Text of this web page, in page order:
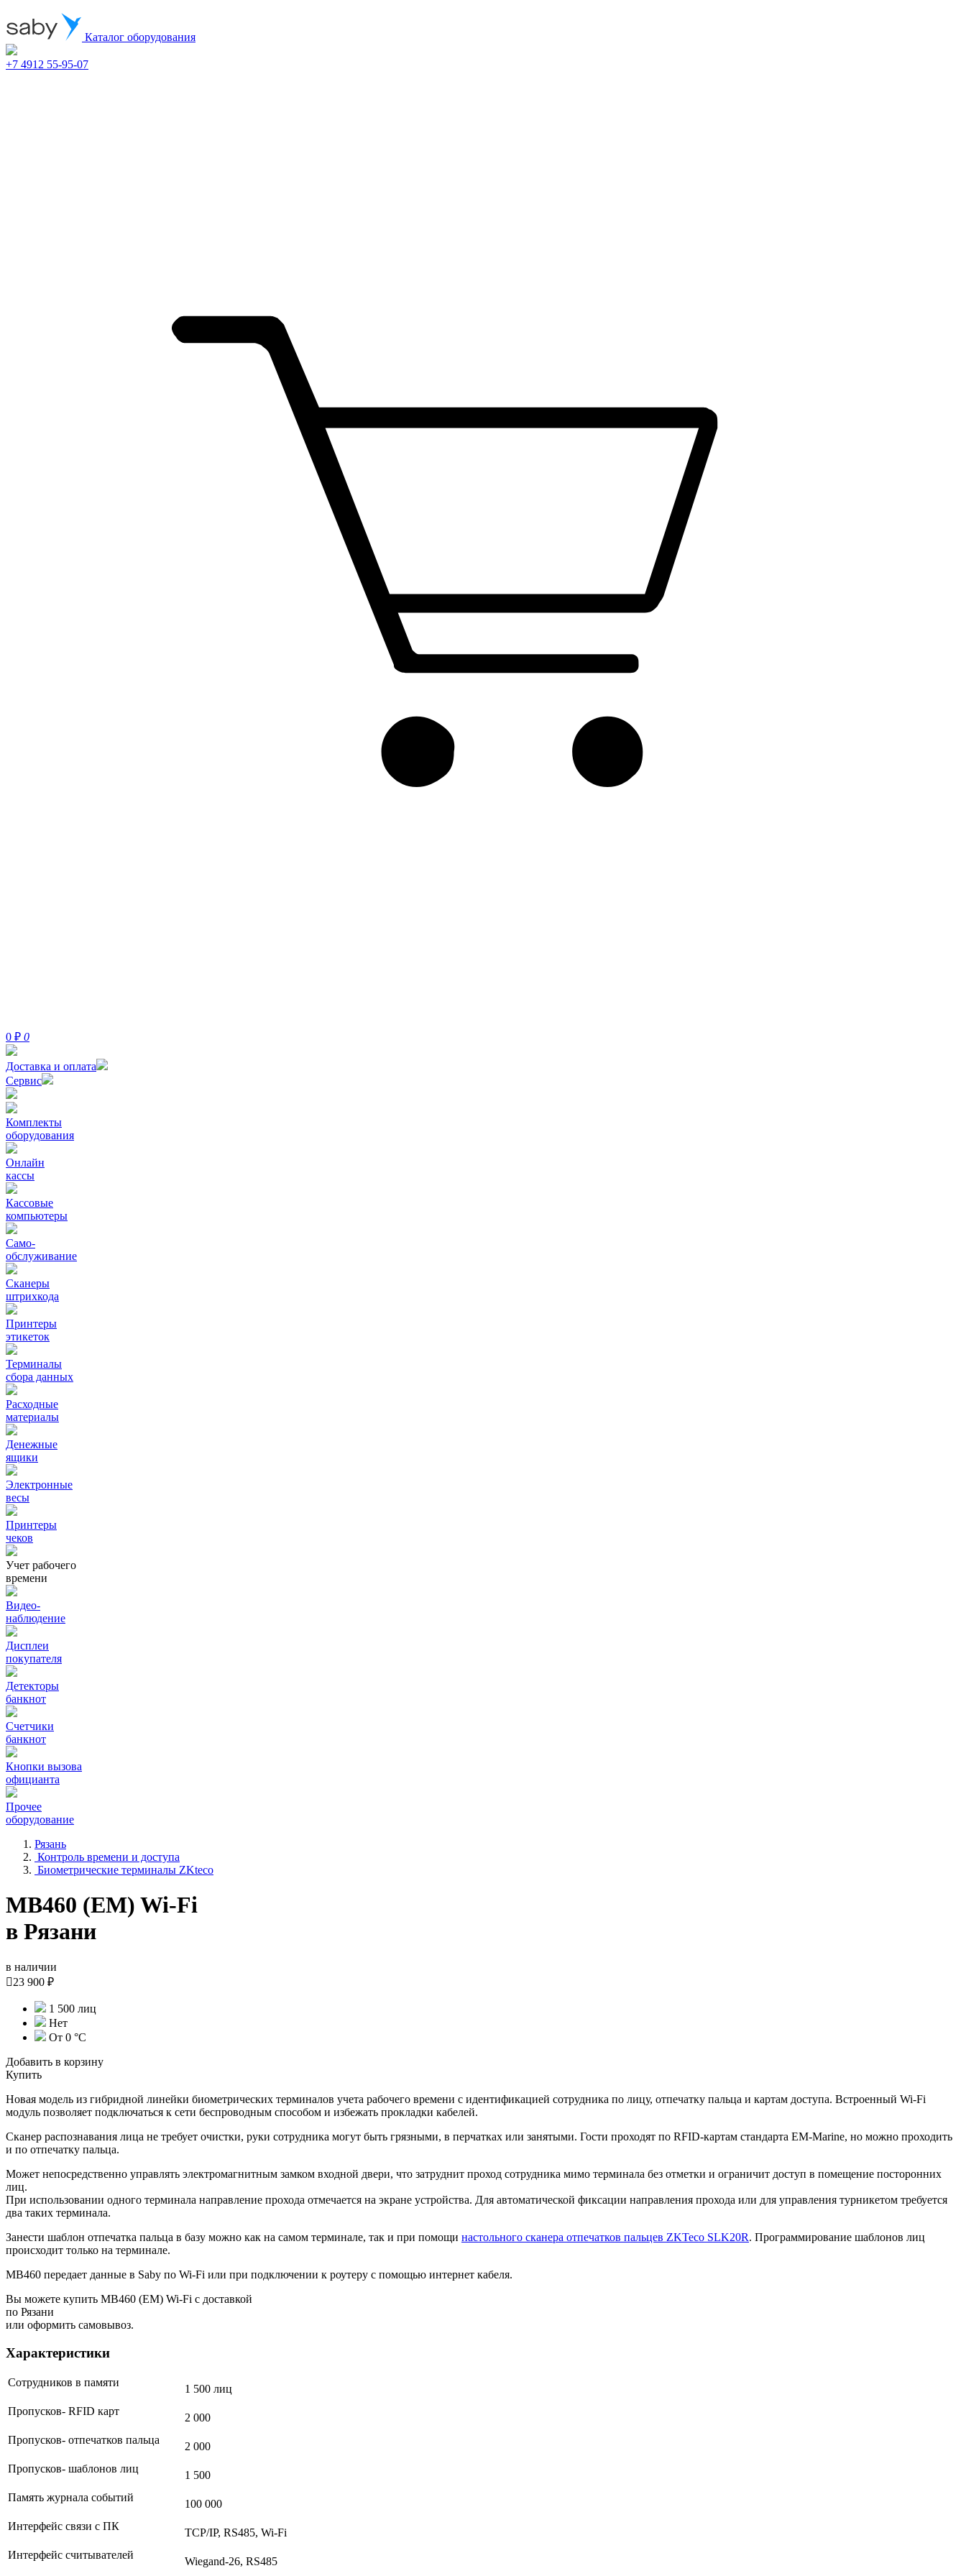
Каталог оборудования
+7 4912 55-95-07
0 ₽ 0
Доставка и оплата
Сервис
Комплекты
оборудования
Онлайн
кассы
Кассовые
компьютеры
Само-
обслуживание
Сканеры
штрихкода
Принтеры
этикеток
Терминалы
сбора данных
Расходные
материалы
Денежные
ящики
Электронные
весы
Принтеры
чеков
Учет рабочего
времени
Видео‑
наблюдение
Дисплеи
покупателя
Детекторы
банкнот
Счетчики
банкнот
Кнопки вызова
официанта
Прочее
оборудование
Рязань
Контроль времени и доступа
Биометрические терминалы ZKteco
MB460 (EM) Wi-Fi
в Рязани
в наличии
23 900 ₽
1 500 лиц
Нет
От 0 °С
Добавить в корзину
Купить
Новая модель из гибридной линейки биометрических терминалов учета рабочего времени с идентификацией сотрудника по лицу, отпечатку пальца и картам доступа. Встроенный Wi-Fi
модуль позволяет подключаться к сети беспроводным способом и избежать прокладки кабелей.
Сканер распознавания лица не требует очистки, руки сотрудника могут быть грязными, в перчатках или занятыми. Гости проходят по RFID-картам стандарта EM-Marine, но можно проходить
и по отпечатку пальца.
Может непосредственно управлять электромагнитным замком входной двери, что затруднит проход сотрудника мимо терминала без отметки и ограничит доступ в помещение посторонних
лиц.
При использовании одного терминала направление прохода отмечается на экране устройства. Для автоматической фиксации направления прохода или для управления турникетом требуется
два таких терминала.
Занести шаблон отпечатка пальца в базу можно как на самом терминале, так и при помощи настольного сканера отпечатков пальцев ZKTeco SLK20R. Программирование шаблонов лиц
происходит только на терминале.
MB460 передает данные в Saby по Wi-Fi или при подключении к роутеру с помощью интернет кабеля.
Вы можете купить MB460 (EM) Wi-Fi с доставкой
по Рязани
или оформить самовывоз.
Характеристики
Сотрудников в памяти
1 500 лиц
Пропусков- RFID карт
2 000
Пропусков- отпечатков пальца
2 000
Пропусков- шаблонов лиц
1 500
Память журнала событий
100 000
Интерфейс связи с ПК
TCP/IP, RS485, Wi-Fi
Интерфейс считывателей
Wiegand-26, RS485